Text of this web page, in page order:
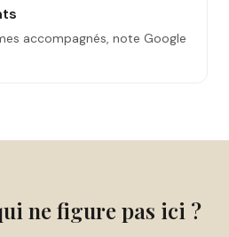
accompagnés, note Google
ne figure pas ici ?